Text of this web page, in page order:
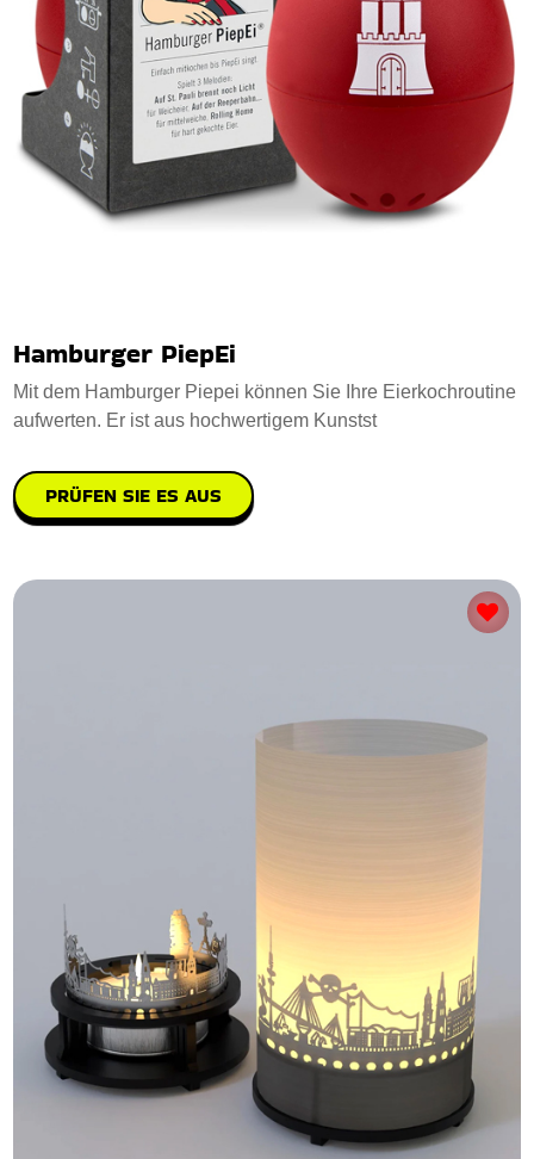
Hamburger PiepEi
Mit dem Hamburger Piepei können Sie Ihre Eierkochroutine
aufwerten. Er ist aus hochwertigem Kunstst
PRÜFEN SIE ES AUS